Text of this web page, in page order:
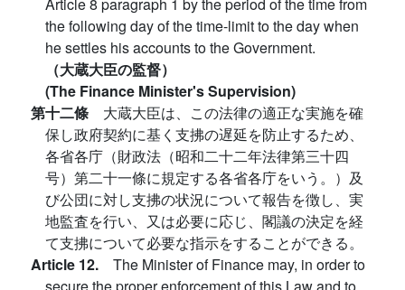
Article 8 paragraph 1 by the period of the time from
the following day of the time-limit to the day when
he settles his accounts to the Government.
（大蔵大臣の監督）
(The Finance Minister's Supervision)
第十二條 大蔵大臣は、この法律の適正な実施を確
保し政府契約に基く支拂の遅延を防止するため、
各省各庁（財政法（昭和二十二年法律第三十四
号）第二十一條に規定する各省各庁をいう。）及
び公団に対し支拂の状況について報告を徴し、実
地監査を行い、又は必要に応じ、閣議の決定を経
て支拂について必要な指示をすることができる。
Article 12. The Minister of Finance may, in order to